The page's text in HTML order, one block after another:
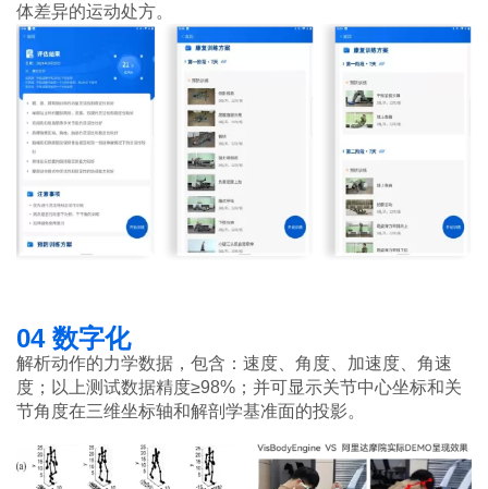
体差异的运动处方。
04 数字化
解析动作的力学数据，包含：速度、角度、加速度、角速
度；以上测试数据精度≥98%；并可显示关节中心坐标和关
节角度在三维坐标轴和解剖学基准面的投影。